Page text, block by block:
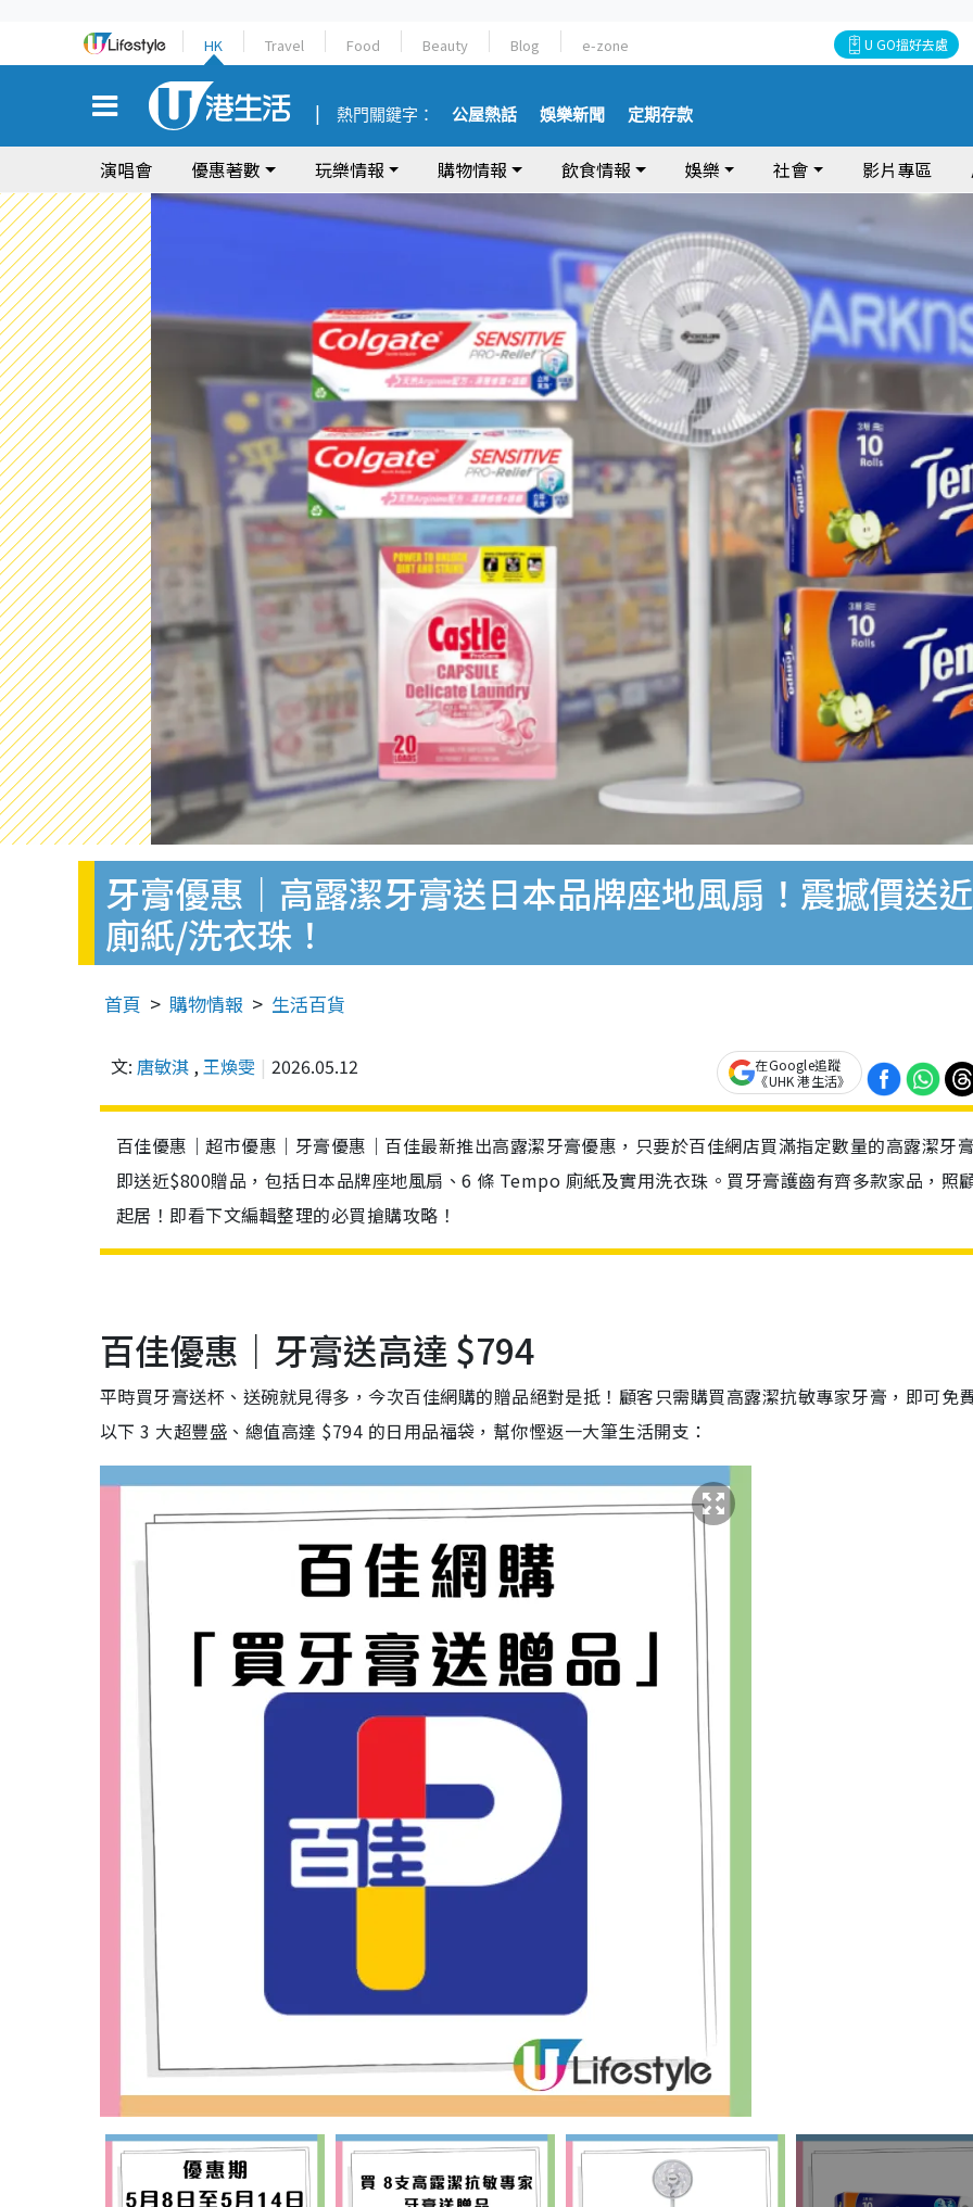
HK Travel Food Beauty Blog e-zone U GO搵好去處
熱門關鍵字： 公屋熱話 娛樂新聞 定期存款
演唱會 優惠著數 玩樂情報 購物情報 飲食情報 娛樂 社會 影片專區
牙膏優惠｜高露潔牙膏送日本品牌座地風扇！震撼價送
廁紙/洗衣珠！
首頁 購物情報 生活百貨
文: 唐敏淇 ,王煥雯 2026.05.12
在Google追蹤
《UHK 港生活》
百佳優惠｜超市優惠｜牙膏優惠｜百佳最新推出高露潔牙膏優惠，只要於百佳網店買滿指定數量的高露潔牙
即送近$800贈品，包括日本品牌座地風扇、6 條 Tempo 廁紙及實用洗衣珠。買牙膏護齒有齊多款家品，照
起居！即看下文編輯整理的必買搶購攻略！
百佳優惠｜牙膏送高達 $794
平時買牙膏送杯、送碗就見得多，今次百佳網購的贈品絕對是抵！顧客只需購買高露潔抗敏專家牙膏，即可免
以下 3 大超豐盛、總值高達 $794 的日用品福袋，幫你慳返一大筆生活開支：